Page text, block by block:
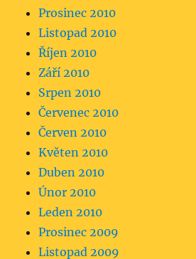
Prosinec 2010
Listopad 2010
Říjen 2010
Září 2010
Srpen 2010
Červenec 2010
Červen 2010
Květen 2010
Duben 2010
Únor 2010
Leden 2010
Prosinec 2009
Listopad 2009